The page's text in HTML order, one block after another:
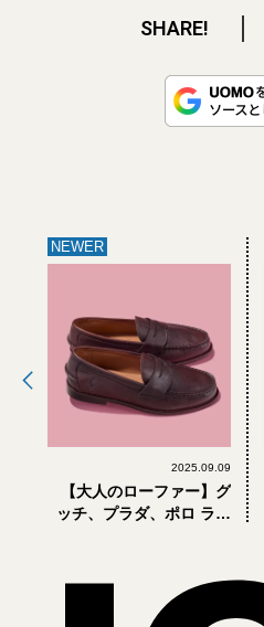
SHARE!
NEWER
2025.09.09
【大人のローファー】グ
ッチ、プラダ、ポロ ラル